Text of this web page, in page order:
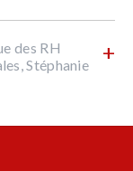
des RH
Stéphanie
+